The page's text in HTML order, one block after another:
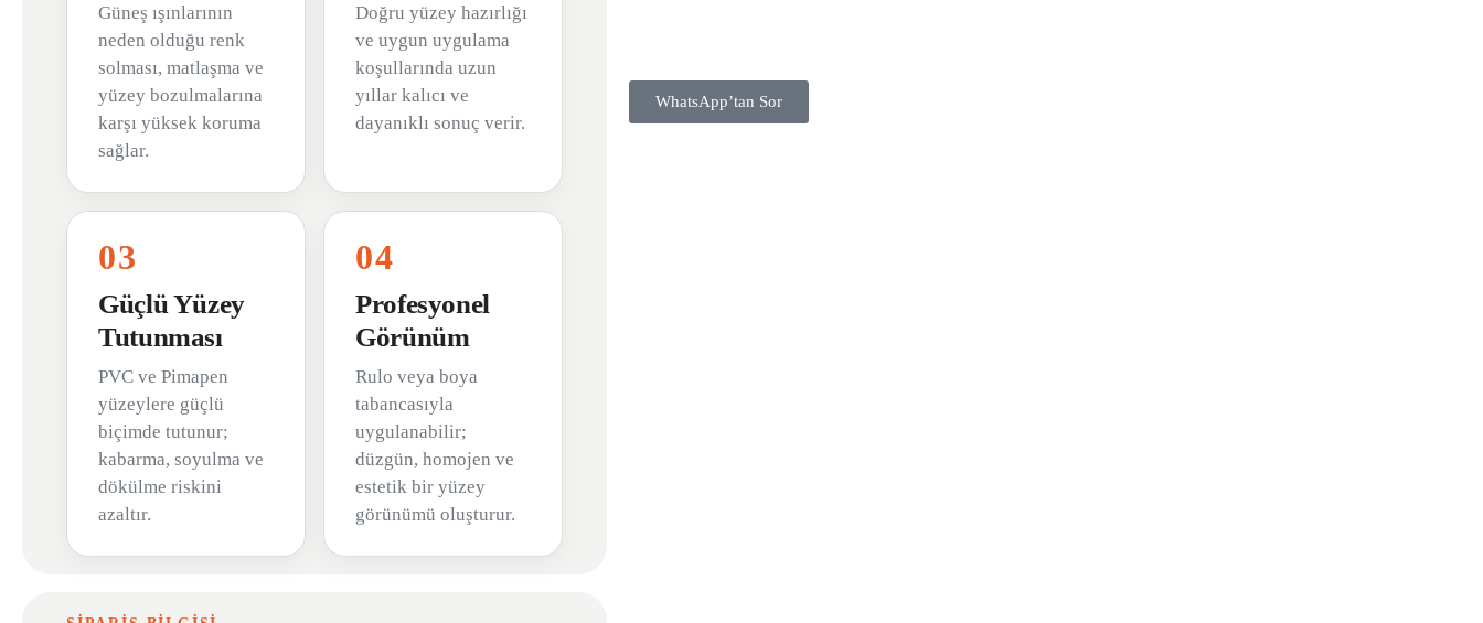
Güneş ışınlarının
neden olduğu renk
solması, matlaşma ve
yüzey bozulmalarına
karşı yüksek koruma
sağlar.
Doğru yüzey hazırlığı
ve uygun uygulama
koşullarında uzun
yıllar kalıcı ve
dayanıklı sonuç verir.
03
Güçlü Yüzey
Tutunması
PVC ve Pimapen
yüzeylere güçlü
biçimde tutunur;
kabarma, soyulma ve
dökülme riskini
azaltır.
04
Profesyonel
Görünüm
Rulo veya boya
tabancasıyla
uygulanabilir;
düzgün, homojen ve
estetik bir yüzey
görünümü oluşturur.
WhatsApp’tan Sor